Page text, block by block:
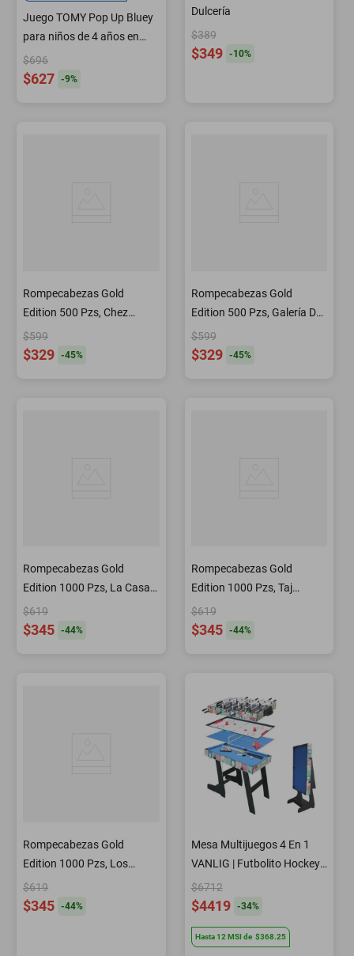
Juego TOMY Pop Up Bluey
para niños de 4 años en
adelante
$696
$627 -9%
Dulcería
$389
$349 -10%
Rompecabezas Gold
Edition 500 Pzs, Chez
Michelle
$599
$329 -45%
Rompecabezas Gold
Edition 500 Pzs, Galería De
Paris
$599
$329 -45%
Rompecabezas Gold
Edition 1000 Pzs, La Casa
Del Valle
$619
$345 -44%
Rompecabezas Gold
Edition 1000 Pzs, Taj
Mahal, India
$619
$345 -44%
Rompecabezas Gold
Edition 1000 Pzs, Los
Jardines De Fuji, Japón
$619
$345 -44%
Mesa Multijuegos 4 En 1
VANLIG | Futbolito Hockey
Billar Ping Pong
$6712
$4419 -34%
Hasta12 MSIde $368.25